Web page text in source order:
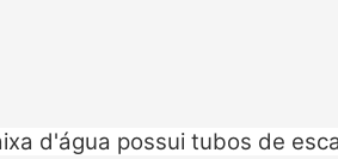
d'água possui tubos de